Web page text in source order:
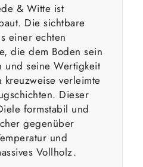
& Witte ist
Die sichtbare
einer echten
die dem Boden sein
und seine Wertigkeit
verleimte
Dieser
form­stabil und
gegenüber
und
Vollholz.